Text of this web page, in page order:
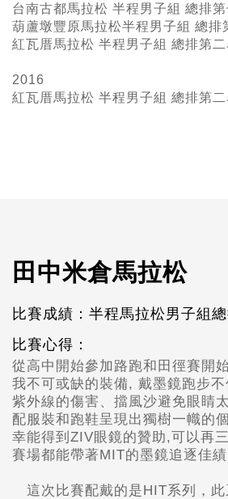
台南古都馬拉松 半程男子組 總排第
葫蘆墩豐原馬拉松半程男子組 總排
紅瓦厝馬拉松 半程男子組 總排第二
2016
紅瓦厝馬拉松 半程男子組 總排第二
田中米倉馬拉松
比賽成績：半程馬拉松男子組
比賽心得：
從高中開始參加路跑和田徑賽開
我不可或缺的裝備, 戴墨鏡跑步
紫外線的傷害、擋風沙避免眼睛
配服裝和跑鞋呈現出獨樹一幟的
幸能得到ZIV眼鏡的贊助,可以再
賽場都能帶著MIT的墨鏡追逐佳績
這次比賽配戴的是HIT系列，此